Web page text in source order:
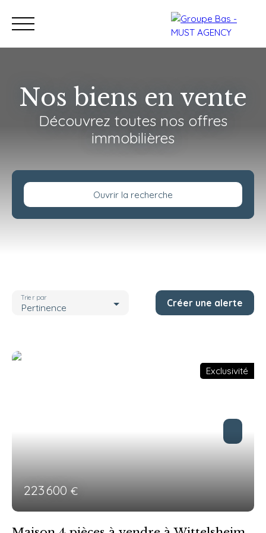
Acheter Vendre Programmes
Nos biens en vente
Découvrez toutes nos offres
immobilières
Ouvrir la recherche
Budget max (€)
Pertinence
Trier par Créer une alerte
Exclusivité
223 600 €